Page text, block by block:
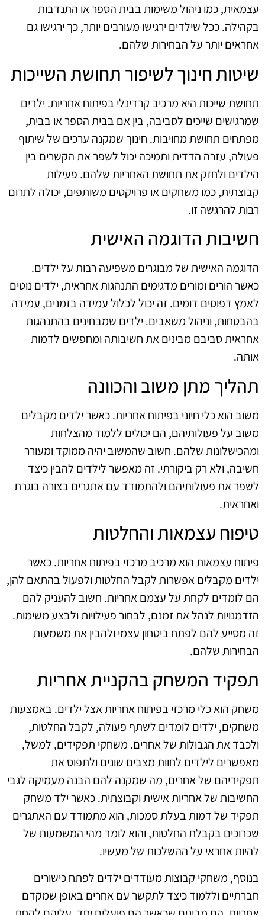
עצמאית, כמו ניהול משימות בבית הספר או התנדבות
בקהילה. ככל שילדים ירגישו מעורבים יותר, כך ירגישו גם
אחראים יותר על הבחירות שלהם.
שיטות חינוך לשיפור תחושת השייכות
תחושת שייכות היא מרכיב קרדינלי בפיתוח אחריות. ילדים
שמרגישים שייכים לסביבה, בין אם בבית הספר או בבית,
מפתחים תחושת מחויבות. חינוך שמקנה ערכים של שיתוף
פעולה, עזרה הדדית ותמיכה יכול לשפר את הקשרים בין
הילדים ולחזק את תחושת האחריות שלהם. פעילות
קבוצתית, כמו משחקים או פרויקטים משותפים, יכולה לתרום
רבות להרגשה זו.
חשיבות הדוגמה האישית
הדוגמה האישית של מבוגרים משפיעה רבות על ילדים.
כאשר הורים ומורים מדגימים התנהגות אחראית, ילדים נוטים
לאמץ דפוסים דומים. זה יכול לכלול עמידה בזמנים, עמידה
בהבטחות, וניהול משאבים. ילדים שמבחינים בהתנהגות
אחראית סביבם מבינים את חשיבותה ומחפשים לדמות
אותה.
תהליך מתן משוב והכוונה
משוב הוא כלי חיוני בפיתוח אחריות. כאשר ילדים מקבלים
משוב על פעולותיהם, הם יכולים ללמוד מהצלחות
ומהכישלונות שלהם. חשוב שהמשוב יהיה ממוקד ומעורר
חשיבה, ולא רק ביקורתי. זה מאפשר לילדים להבין כיצד
לשפר את פעולותיהם ולהתמודד עם אתגרים בצורה בוגרת
ואחראית.
טיפוח עצמאות והחלטות
פיתוח עצמאות הוא מרכיב מרכזי בפיתוח אחריות. כאשר
ילדים מקבלים אפשרות לקבל החלטות ולפעול בהתאם להן,
הם לומדים לקחת על עצמם אחריות. חשוב להעניק להם
הזדמנויות לנהל את זמנם, לבחור פעילויות ולבצע משימות.
זה מסייע להם לפתח ביטחון עצמי ולהבין את משמעות
הבחירות שלהם.
תפקיד המשחק בהקניית אחריות
משחק הוא כלי מרכזי בפיתוח אחריות אצל ילדים. באמצעות
משחקים, ילדים לומדים לשתף פעולה, לקבל החלטות,
ולכבד את הגבולות של אחרים. משחקי תפקידים, למשל,
מאפשרים לילדים לחוות מצבים שונים ולתפוס את
תפקידיהם של אחרים, מה שמקנה להם הבנה מעמיקה לגבי
החשיבות של אחריות אישית וקבוצתית. כאשר ילד משחק
תפקיד של דמות בעלת סמכות, הוא מתמודד עם האתגרים
שכרוכים בקבלת החלטות, והוא לומד מהי המשמעות של
להיות אחראי על ההשלכות של מעשיו.
בנוסף, משחקי קבוצות מעודדים ילדים לפתח כישורים
חברתיים וללמוד כיצד לתקשר עם אחרים באופן שמקדם